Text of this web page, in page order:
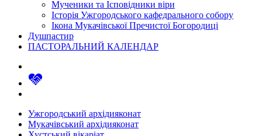
Мученики та Ісповідники віри
Історія Ужгородського кафедрального собору
Ікона Мукачівської Пречистої Богородиці
Душпастир
ПАСТОРАЛЬНИЙ КАЛЕНДАР
Ужгородський архідияконат
Мукачівський архідияконат